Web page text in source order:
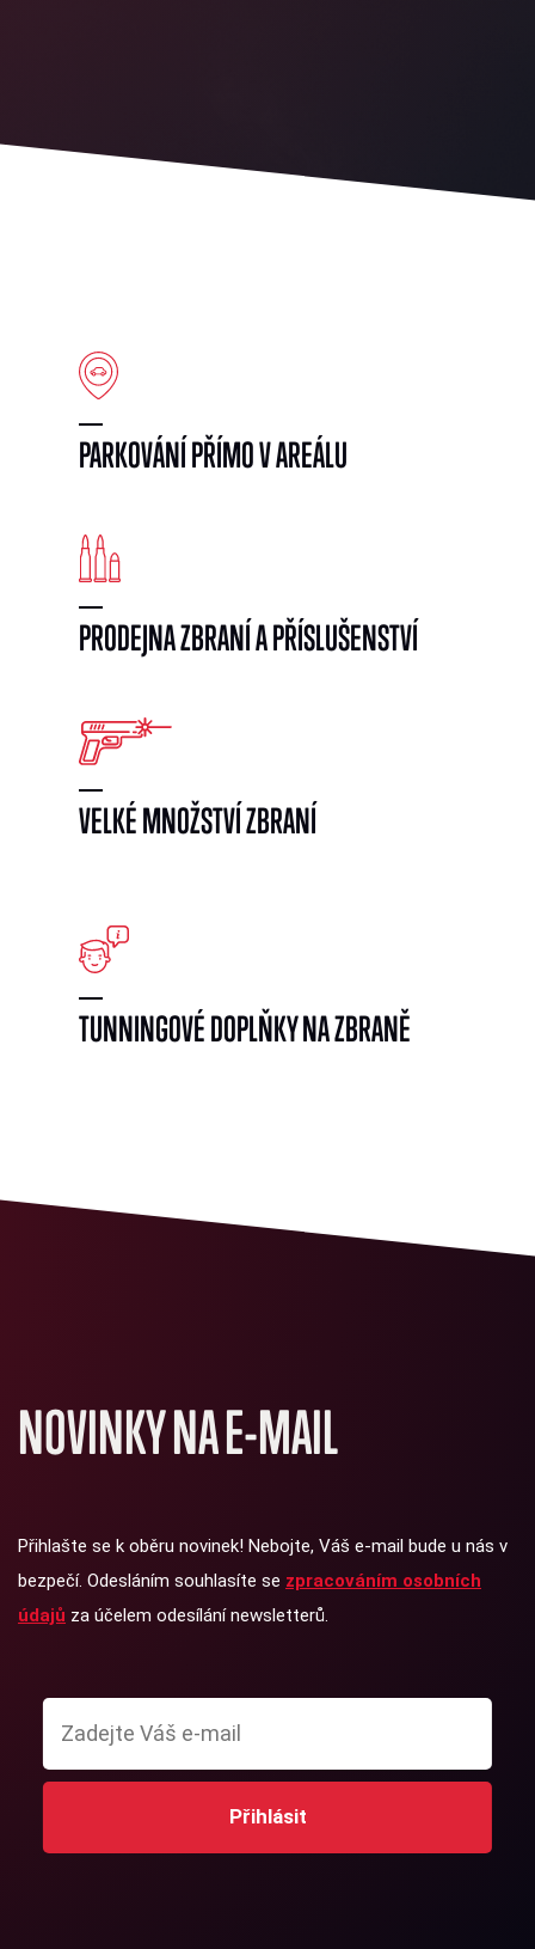
PARKOVÁNÍ PŘÍMO V AREÁLU
PRODEJNA ZBRANÍ A PŘÍSLUŠENSTVÍ
VELKÉ MNOŽSTVÍ ZBRANÍ
TUNNINGOVÉ DOPLŇKY NA ZBRANĚ
NOVINKY NA E-MAIL
Přihlašte se k oběru novinek! Nebojte, Váš e-mail bude u nás v
bezpečí. Odesláním souhlasíte se zpracováním osobních
údajů za účelem odesílání newsletterů.
Přihlásit